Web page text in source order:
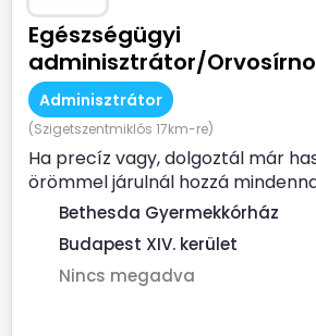
Egészségügyi
adminisztrátor/
Adminisztrátor
(Szigetszentmiklós 17km-re)
Ha precíz vagy, dolgoztál már
örömmel járulnál hozzá
Bethesda Gyermekkórház
Budapest XIV. kerület
Nincs megadva